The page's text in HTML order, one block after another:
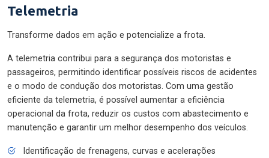
Telemetria
Transforme dados em ação e potencialize a frota.
A telemetria contribui para a segurança dos motoristas e
passageiros, permitindo identificar possíveis riscos de acidentes
e o modo de condução dos motoristas. Com uma gestão
eficiente da telemetria, é possível aumentar a eficiência
operacional da frota, reduzir os custos com abastecimento e
manutenção e garantir um melhor desempenho dos veículos.
Identificação de frenagens, curvas e acelerações